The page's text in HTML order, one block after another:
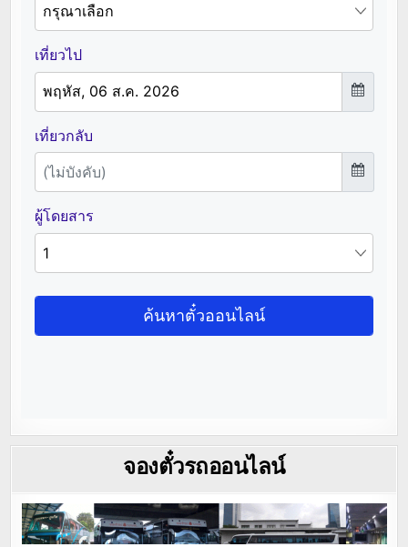
จองตั๋วรถออนไลน์